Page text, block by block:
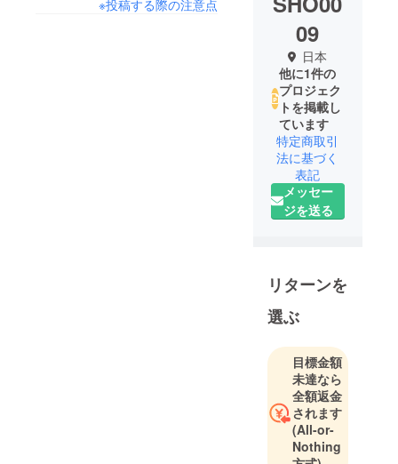
※投稿する際の注意点
09
日本
他に1件の
プロジェク
トを掲載し
ています
特定商取引
法に基づく
表記
メッセー
ジを送る
リターンを
選ぶ
目標金額
未達なら
全額返金
されます
(All-or-
Nothing